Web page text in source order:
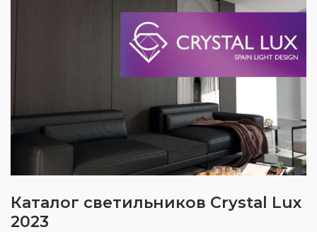
Каталог светильников Crystal Lux
2023